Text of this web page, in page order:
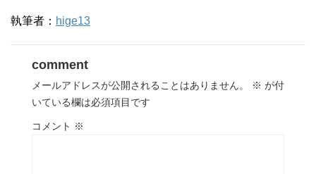
執筆者： hige13
comment
メールアドレスが公開されることはありません。 ※ が付
いている欄は必須項目です
コメント ※